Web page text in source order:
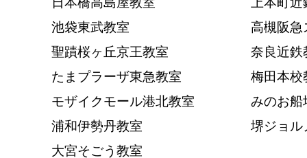
池袋東武教室
聖蹟桜ヶ丘京王教室
たまプラーザ東急教室
モザイクモール港北教室
浦和伊勢丹教室
大宮そごう教室
高槻阪急
奈良近鉄
梅田本校
みのお船
堺ジョル